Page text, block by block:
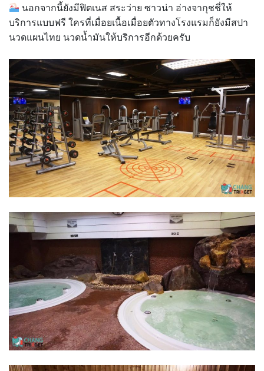
นอกจากนี้ยังมีฟิตเนส สระว่าย ซาวน่า อ่างจากุชชี่ให้
บริการแบบฟรี ใครที่เมื่อยเนื้อเมื่อยตัวทางโรงแรมก็ยังมีสปา
นวดแผนไทย นวดน้ำมันให้บริการอีกด้วยครับ